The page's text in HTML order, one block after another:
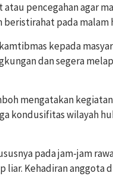
pencegahan agar
pada malam
kepada
dan segera
mengatakan
kondusifitas wilayah
pada jam-jam
liar. Kehadiran anggota